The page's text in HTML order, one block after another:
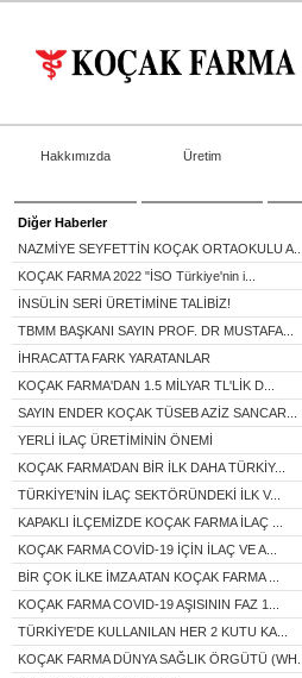
Hakkımızda Üretim
Diğer Haberler
NAZMİYE SEYFETTİN KOÇAK ORTAOKULU A...
KOÇAK FARMA 2022 "İSO Türkiye'nin i...
İNSÜLİN SERİ ÜRETİMİNE TALİBİZ!
TBMM BAŞKANI SAYIN PROF. DR MUSTAFA...
İHRACATTA FARK YARATANLAR
KOÇAK FARMA'DAN 1.5 MİLYAR TL'LİK D...
SAYIN ENDER KOÇAK TÜSEB AZİZ SANCAR...
YERLİ İLAÇ ÜRETİMİNİN ÖNEMİ
KOÇAK FARMA’DAN BİR İLK DAHA TÜRKİY...
TÜRKİYE’NİN İLAÇ SEKTÖRÜNDEKİ İLK V...
KAPAKLI İLÇEMİZDE KOÇAK FARMA İLAÇ ...
KOÇAK FARMA COVİD-19 İÇİN İLAÇ VE A...
BİR ÇOK İLKE İMZA ATAN KOÇAK FARMA ...
KOÇAK FARMA COVID-19 AŞISININ FAZ 1...
TÜRKİYE'DE KULLANILAN HER 2 KUTU KA...
KOÇAK FARMA DÜNYA SAĞLIK ÖRGÜTÜ (WH...